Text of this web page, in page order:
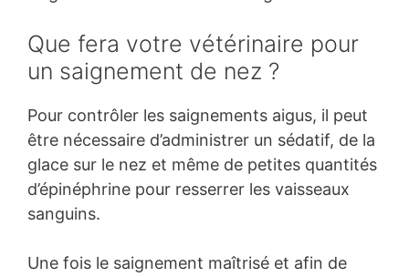
Que fera votre vétérinaire pour
un saignement de nez ?
Pour contrôler les saignements aigus, il peut
être nécessaire d’administrer un sédatif, de la
glace sur le nez et même de petites quantités
d’épinéphrine pour resserrer les vaisseaux
sanguins.
Une fois le saignement maîtrisé et afin de